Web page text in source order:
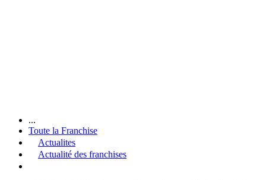
...
Toute la Franchise
Actualites
Actualité des franchises